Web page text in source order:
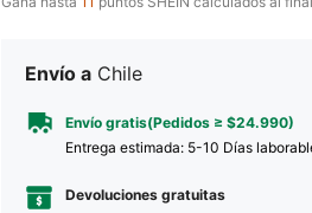
Envío a Chile
Envío gratis(Pedidos ≥ $24.990)
Entrega estimada: 5-10 Días
Devoluciones gratuitas